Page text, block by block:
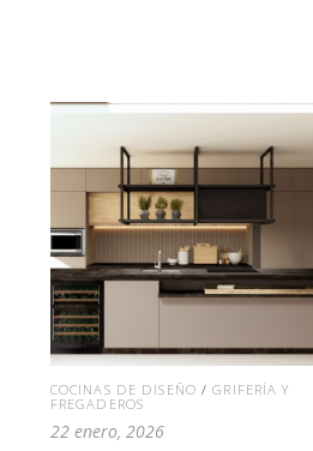
COCINAS DE DISEÑO /GRIFERÍA Y
FREGADEROS
22 enero, 2026